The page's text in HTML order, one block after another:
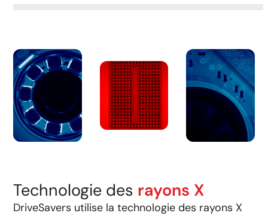
Technologie des rayons X
DriveSavers utilise la technologie des rayons X